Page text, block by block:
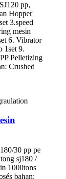
pp,
Hopper
3.speed
mesin
6. Vibrator
1set 9.
Pelletizing
Crushed
30 pp pe
sj180 /
1000tons
bahan: